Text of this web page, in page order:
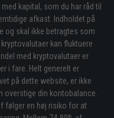
kapital, som du har råd til
afkast. Indholdet på
og skal ikke betragtes som
kan fluktuere
med kryptovalutaer er
i fare. Helt generelt er
på dette website, er ikke
overstige din kontobalance.
følger en høj risiko for at